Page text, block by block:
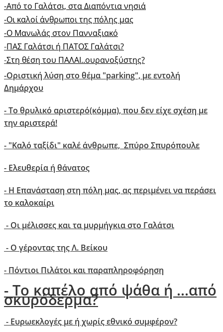
-Από το Γαλάτσι, στα Διαπόντια νησιά
-Oι καλοί άνθρωποι της πόλης μας
-O Mανωλάς στον Πανναξιακό
-ΠΑΣ Γαλάτσι ή ΠΑΤΟΣ Γαλάτσι?
-Στη θέση του ΠΑΛΑΙ..ουρανοξύστης?
-Οριστική λύση στο θέμα "parking", με εντολή
Δημάρχου
- Το θρυλικό αριστερό(κόμμα), που δεν είχε σχέση με
την αριστερά!
- "Kαλό ταξίδι" καλέ άνθρωπε, Σπύρο Σπυρόπουλε
- Ελευθερία ή θάνατος
- Η Επανάσταση στη πόλη μας, ας περιμένει να περάσει
το καλοκαίρι
- Οι μέλισσες και τα μυρμήγκια στο Γαλάτσι
- O γέροντας της Λ. Βείκου
- Πόντιοι Πιλάτοι και παραπληροφόρηση
- Το καπέλο από ψάθα ή ...από
σκυρόδερμα?
- Ευρωεκλογές με ή χωρίς εθνικό συμφέρον?